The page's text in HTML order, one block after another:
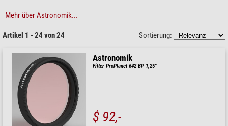
Mehr über Astronomik...
Artikel 1 - 24 von 24 Sortierung:
Astronomik
Filter ProPlanet 642 BP 1,25"
$ 92,-